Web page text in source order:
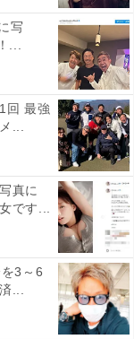
写
...
回 最強
...
真に
です...
3～6
...